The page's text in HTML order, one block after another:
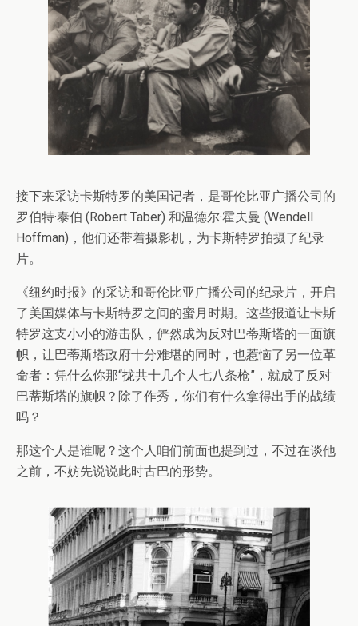
接下来采访卡斯特罗的美国记者，是哥伦比亚广播公司的
罗伯特·泰伯 (Robert Taber) 和温德尔·霍夫曼 (Wendell
Hoffman)，他们还带着摄影机，为卡斯特罗拍摄了纪录
片。
《纽约时报》的采访和哥伦比亚广播公司的纪录片，开启
了美国媒体与卡斯特罗之间的蜜月时期。这些报道让卡斯
特罗这支小小的游击队，俨然成为反对巴蒂斯塔的一面旗
帜，让巴蒂斯塔政府十分难堪的同时，也惹恼了另一位革
命者：凭什么你那“拢共十几个人七八条枪”，就成了反对
巴蒂斯塔的旗帜？除了作秀，你们有什么拿得出手的战绩
吗？
那这个人是谁呢？这个人咱们前面也提到过，不过在谈他
之前，不妨先说说此时古巴的形势。